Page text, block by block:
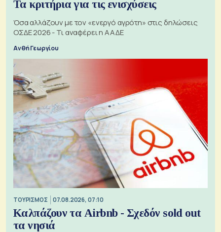
Τα κριτήρια για τις ενισχύσεις
Όσα αλλάζουν με τον «ενεργό αγρότη» στις δηλώσεις
ΟΣΔΕ 2026 - Τι αναφέρει η ΑΑΔΕ
Ανθή Γεωργίου
ΤΟΥΡΙΣΜΟΣ 07.08.2026, 07:10
Καλπάζουν τα Airbnb - Σχεδόν sold out
τα νησιά